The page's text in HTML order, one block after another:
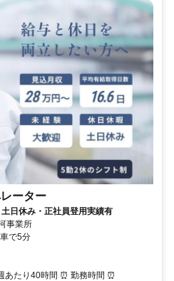
ーター
日休み・正社員登用実績有
事業所
で5分
あたり40時間 ⏰ 勤務時間 ⏰